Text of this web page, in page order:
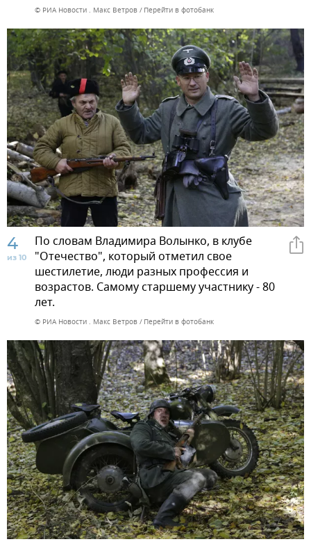
© РИА Новости . Макс Ветров Перейти в фотобанк
4
из 10
По словам Владимира Волынко, в клубе
"Отечество", который отметил свое
шестилетие, люди разных профессия и
возрастов. Самому старшему участнику - 80
лет.
© РИА Новости . Макс Ветров Перейти в фотобанк